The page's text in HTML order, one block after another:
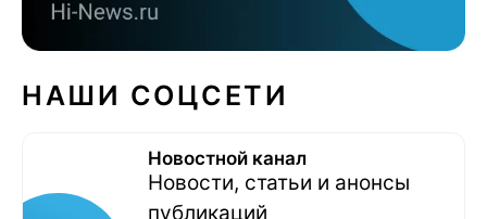
НАШИ СОЦСЕТИ
Новостной канал
Новости, статьи и анонсы
публикаций